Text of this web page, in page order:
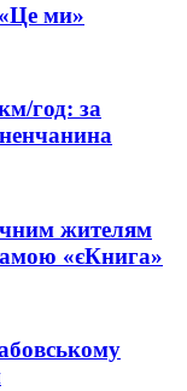
ми»
год: за
жителям
«єКнига»